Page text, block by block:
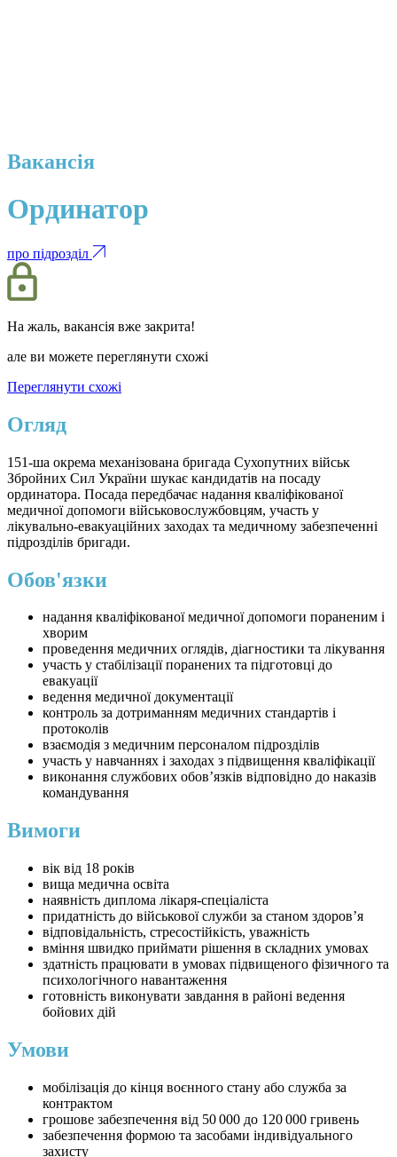
Вакансія
Ординатор
про підрозділ
На жаль, вакансія вже закрита!
але ви можете переглянути схожі
Переглянути схожі
Огляд
151-ша окрема механізована бригада Сухопутних військ
Збройних Сил України шукає кандидатів на посаду
ординатора. Посада передбачає надання кваліфікованої
медичної допомоги військовослужбовцям, участь у
лікувально-евакуаційних заходах та медичному забезпеченні
підрозділів бригади.
Обов'язки
надання кваліфікованої медичної допомоги пораненим і
хворим
проведення медичних оглядів, діагностики та лікування
участь у стабілізації поранених та підготовці до
евакуації
ведення медичної документації
контроль за дотриманням медичних стандартів і
протоколів
взаємодія з медичним персоналом підрозділів
участь у навчаннях і заходах з підвищення кваліфікації
виконання службових обов’язків відповідно до наказів
командування
Вимоги
вік від 18 років
вища медична освіта
наявність диплома лікаря-спеціаліста
придатність до військової служби за станом здоров’я
відповідальність, стресостійкість, уважність
вміння швидко приймати рішення в складних умовах
здатність працювати в умовах підвищеного фізичного та
психологічного навантаження
готовність виконувати завдання в районі ведення
бойових дій
Умови
мобілізація до кінця воєнного стану або служба за
контрактом
грошове забезпечення від 50 000 до 120 000 гривень
забезпечення формою та засобами індивідуального
захисту